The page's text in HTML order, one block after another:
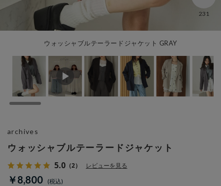
ウォッシャブルテーラードジャケット GRAY
231
ウォッシャブルテーラードジャケット
5.0 （2） レビューを見る
￥8,800
archives